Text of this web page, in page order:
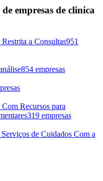
empresas de clinica
a Consultas951
854 empresas
Recursos para
319 empresas
de Cuidados Com a